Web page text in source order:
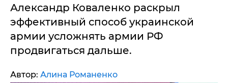
Александр Коваленко раскрыл
эффективный способ украинской
армии усложнять армии РФ
продвигаться дальше.
Автор: Алина Романенко